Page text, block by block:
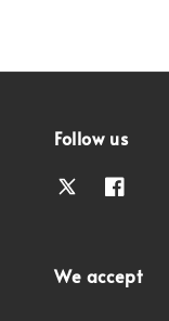
Follow us
We accept